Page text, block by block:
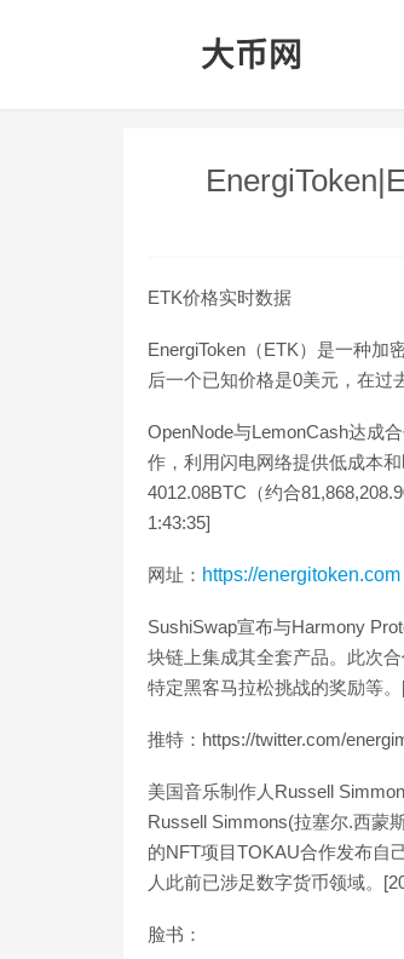
ETK价格实时数据
EnergiToken（ETK）是一种加
后一个已知价格是0美元，在过
OpenNode与LemonCash达成
作，利用闪电网络提供低成本
4012.08BTC（约合
1:43:35]
网址： https://energitoken.com
SushiSwap宣布与Harmony
块链上集成其全套产品。此次
特定黑客马拉松挑战的奖励等。
推特：https://twitter.com/
美国音乐制作人Russell
Russell Simmons(拉塞尔.西蒙
的NFT项目TOKAU合作发布自
人此前已涉足数字货币领域。
脸书：